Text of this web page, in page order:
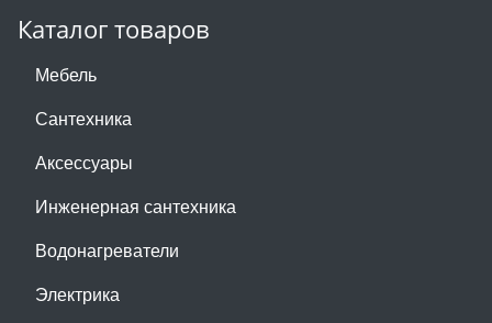
Каталог товаров
Мебель
Сантехника
Аксессуары
Инженерная сантехника
Водонагреватели
Электрика